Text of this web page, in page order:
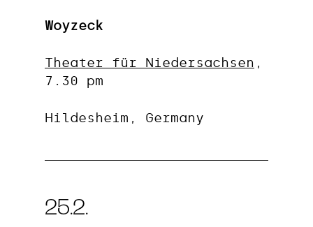
Woyzeck
Theater für Niedersachsen ,
7.30 pm
Hildesheim, Germany
25.2.